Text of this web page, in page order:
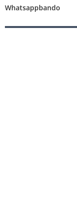
Whatsappbando